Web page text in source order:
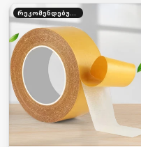
რეკომენდებული